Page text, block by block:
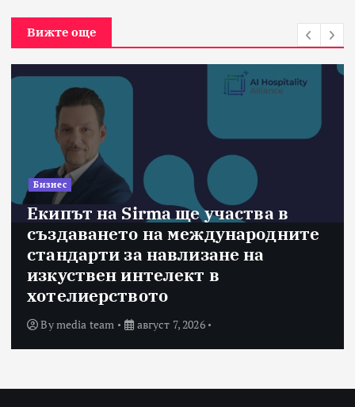
Вижте още
Бизнес
Екипът на Sirma ще участва в
създаването на международните
стандарти за навлизане на
изкуствен интелект в
хотелиерството
Bymedia team август 7, 2026